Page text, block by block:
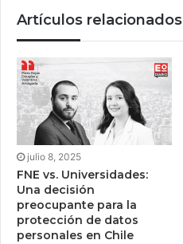
Artículos relacionados
julio 8, 2025
FNE vs. Universidades:
Una decisión
preocupante para la
protección de datos
personales en Chile